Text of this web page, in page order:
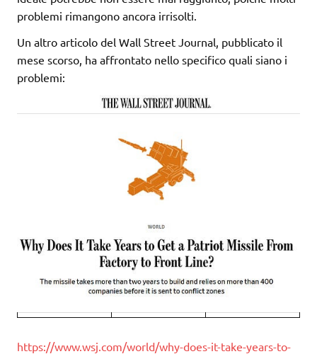
problemi rimangono ancora irrisolti.
Un altro articolo del Wall Street Journal, pubblicato il
mese scorso, ha affrontato nello specifico quali siano i
problemi:
https://www.wsj.com/world/why-does-it-take-years-to-